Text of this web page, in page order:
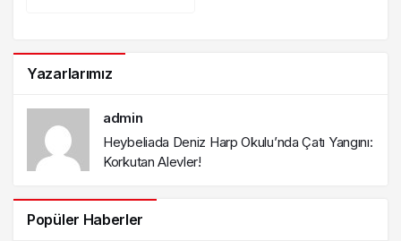
Yazarlarımız
admin
Heybeliada Deniz Harp Okulu’nda Çatı Yangını:
Korkutan Alevler!
Popüler Haberler